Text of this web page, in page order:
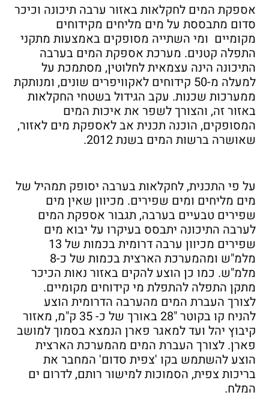
אספקת המים לחקלאות באזור ערבה תיכונה וכיכר
סדום מתבססת על מים מליחים מקידוחים
מקומיים ומי השתייה מסופקים באמצעות מתקני
התפלה קטנים. מערכת אספקת המים בערבה
התיכונה הינה עצמאית לחלוטין, מסתמכת על
למעלה מ-50 קידוחים לאקוויפרים שונים, ומנותקת
ממערכות שכנות. עקב הגידול בשטחי החקלאות
באזור זה, והצורך לשפר את איכות המים
המסופקים, הוכנה תכנית אב לאספקת מים לאזור,
שאושרה ברשות המים בשנת 2012.
על פי התכנית, לחקלאות בערבה יסופק תמהיל של
מים מליחים ומים שפירים. מכיוון שאין מים
שפירים טבעיים בערבה, תגבור אספקת המים
לערבה התיכונה יתבסס בעיקרו על יבוא מים
שפירים מכיוון ערבה דרומית בכמות של 13
מלמ"ש ומהמערכת הארצית בכמות של כ-8
מלמ"ש. כמו כן הוצע להקים באזור נאות הכיכר
מתקן התפלה להתפלת מי קידוחים מקומיים.
לצורך העברת המים מהערבה הדרומית הוצע
להניח קו בקוטר "28 באורך של כ- 35 ק"מ, מאזור
קיבוץ יהל ועד למאגר פארן הנמצא בסמוך למושב
פארן. לצורך העברת המים מהמערכת הארצית
הוצע להשתמש בקו 'צפית סדום' המחבר את
בריכות צפית, הסמוכות למישור רותם, לדרום ים
המלח.